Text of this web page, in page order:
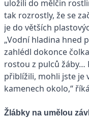
uložili do mělčin
tak rozrostly, že se
je do větších
„Vodní hladina hned
zahlédl dokonce
rostou z pulců žáby…
přiblížili, mohli jste je
kamenech okolo,“
Žlábky na umělou